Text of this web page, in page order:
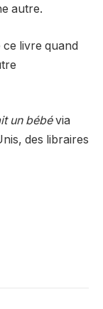
autre.
ce livre quand
un bébévia
des libraires